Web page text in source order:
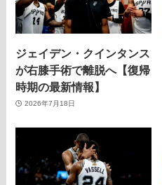
ジェイデン・クインタンス
が右膝手術で離脱へ【復帰
時期の最新情報】
2026年7月18日